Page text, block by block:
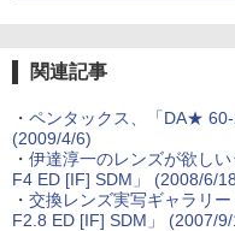
関連記事
・ ペンタックス、「DA★
(2009/4/6)
・ 伊達淳一のレンズが欲し
F4 ED [IF] SDM」 (2008/6/
・ 交換レンズ実写ギャラリ
F2.8 ED [IF] SDM」 (2007/